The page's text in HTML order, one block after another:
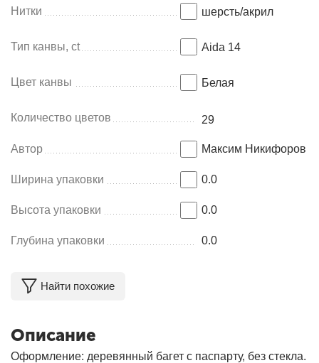
Нитки шерсть/акрил
Тип канвы, ct Aida 14
Цвет канвы Белая
Количество цветов 29
Автор Максим Никифоров
Ширина упаковки 0.0
Высота упаковки 0.0
Глубина упаковки 0.0
Найти похожие
Описание
Оформление: деревянный багет с паспарту, без стекла.